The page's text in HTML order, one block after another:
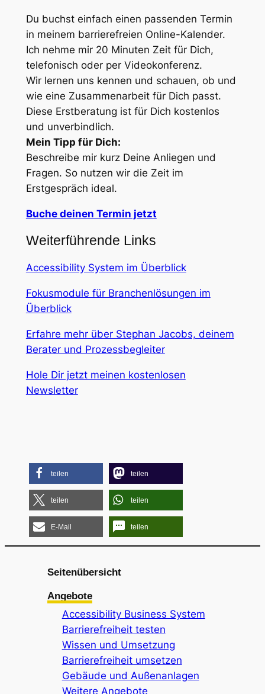
Du buchst einfach einen passenden Termin
in meinem barrierefreien Online-Kalender.
Ich nehme mir 20 Minuten Zeit für Dich,
telefonisch oder per Videokonferenz.
Wir lernen uns kennen und schauen, ob und
wie eine Zusammenarbeit für Dich passt.
Diese Erstberatung ist für Dich kostenlos
und unverbindlich.
Mein Tipp für Dich:
Beschreibe mir kurz Deine Anliegen und
Fragen. So nutzen wir die Zeit im
Erstgespräch ideal.
Buche deinen Termin jetzt
Weiterführende Links
Accessibility System im Überblick
Fokusmodule für Branchenlösungen im
Überblick
Erfahre mehr über Stephan Jacobs, deinem
Berater und Prozessbegleiter
Hole Dir jetzt meinen kostenlosen
Newsletter
teilen teilen
teilen teilen
E-Mail teilen
Seitenübersicht
Angebote
Accessibility Business System
Barrierefreiheit testen
Wissen und Umsetzung
Barrierefreiheit umsetzen
Gebäude und Außenanlagen
Weitere Angebote